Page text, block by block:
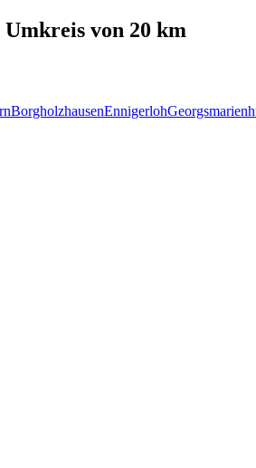
von 20 km
BorgholzhausenEnnigerloh